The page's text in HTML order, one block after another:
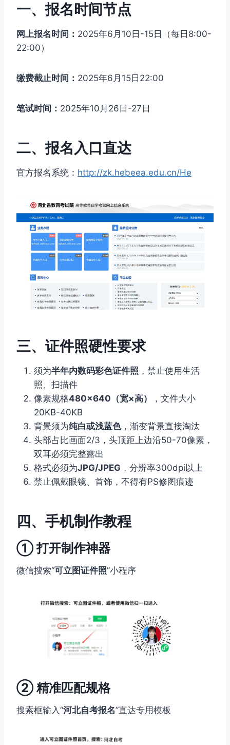
一、报名时间节点
网上报名时间： 2025年6月10日-15日（每日8:00-
22:00）
缴费截止时间： 2025年6月15日22:00
笔试时间： 2025年10月26日-27日
二、报名入口直达
官方报名系统： http://zk.hebeea.edu.cn/He
三、证件照硬性要求
须为半年内数码彩色证件照 ，禁止使用生活
照、扫描件
像素规格480×640（宽×高）
，文件大小
20KB-40KB
背景须为纯白或浅蓝色，渐变背景直接淘汰
头部占比画面2/3，头顶距上边沿50-70像素，
双耳必须完整露出
格式必须为JPG/JPEG ，分辨率300dpi以上
禁止佩戴眼镜、首饰，不得有PS修图痕迹
四、手机制作教程
① 打开制作神器
微信搜索“可立图证件照”小程序
② 精准匹配规格
搜索框输入“河北自考报名”直达专用模板